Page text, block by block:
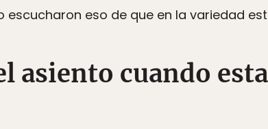
eso de que en la variedad
asiento cuando